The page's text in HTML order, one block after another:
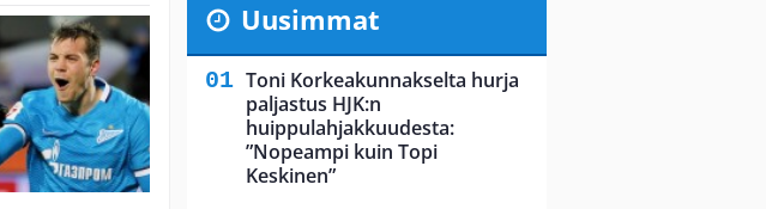
Uusimmat
Toni Korkeakunnakselta hurja
paljastus HJK:n
huippulahjakkuudesta:
”Nopeampi kuin Topi
Keskinen”